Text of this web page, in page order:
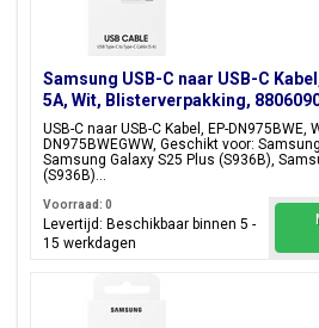
Samsung USB-C naar USB-C
5A, Wit, Blisterverpakking,
DN975BWEGWW
USB-C naar USB-C Kabel, EP-DN975BWE,
DN975BWEGWW, Geschikt voor:
Samsung Galaxy S25 Plus (S936B),
(S936B)...
Voorraad: 0
Levertijd: Beschikbaar binnen 5 -
15 werkdagen